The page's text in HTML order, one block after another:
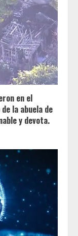
en el
la abuela de
y devota.